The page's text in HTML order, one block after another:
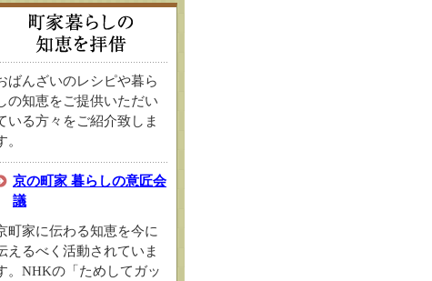
ばんざいのレシピや暮ら
の知恵をご提供いただい
いる方々をご紹介致しま
。
京の町家 暮らしの意匠会
議
町家に伝わる知恵を今に
えるべく活動されていま
。NHKの「ためしてガッ